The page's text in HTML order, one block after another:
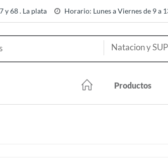
y 68 . La plata Horario: Lunes a Viernes de 9 a
Productos